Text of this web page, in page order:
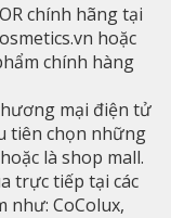
chính hãng tại
hoặc
chính hàng
mại điện tử
tiên chọn những
là shop mall.
trực tiếp tại các
như: CoColux,